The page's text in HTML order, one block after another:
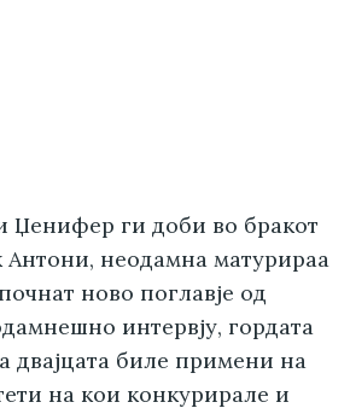
Џенифер ги доби во бракот
Антони, неодамна матурираа
ново поглавје од
интервју, гордата
двајцата биле примени на
на кои конкурирале и